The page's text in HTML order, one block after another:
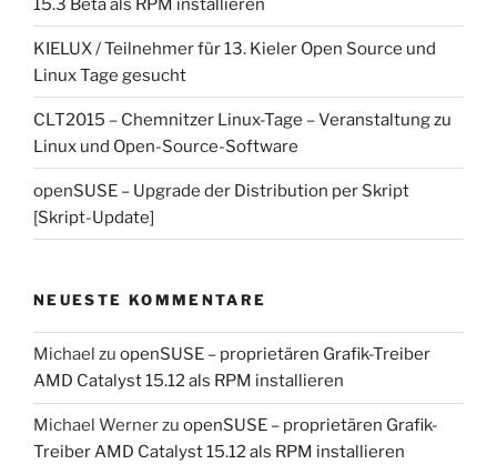
15.3 Beta als RPM installieren
KIELUX / Teilnehmer für 13. Kieler Open Source und
Linux Tage gesucht
CLT2015 – Chemnitzer Linux-Tage – Veranstaltung zu
Linux und Open-Source-Software
openSUSE – Upgrade der Distribution per Skript
[Skript-Update]
NEUESTE KOMMENTARE
Michael zu openSUSE – proprietären Grafik-Treiber
AMD Catalyst 15.12 als RPM installieren
Michael Wernerzu openSUSE – proprietären Grafik-
Treiber AMD Catalyst 15.12 als RPM installieren